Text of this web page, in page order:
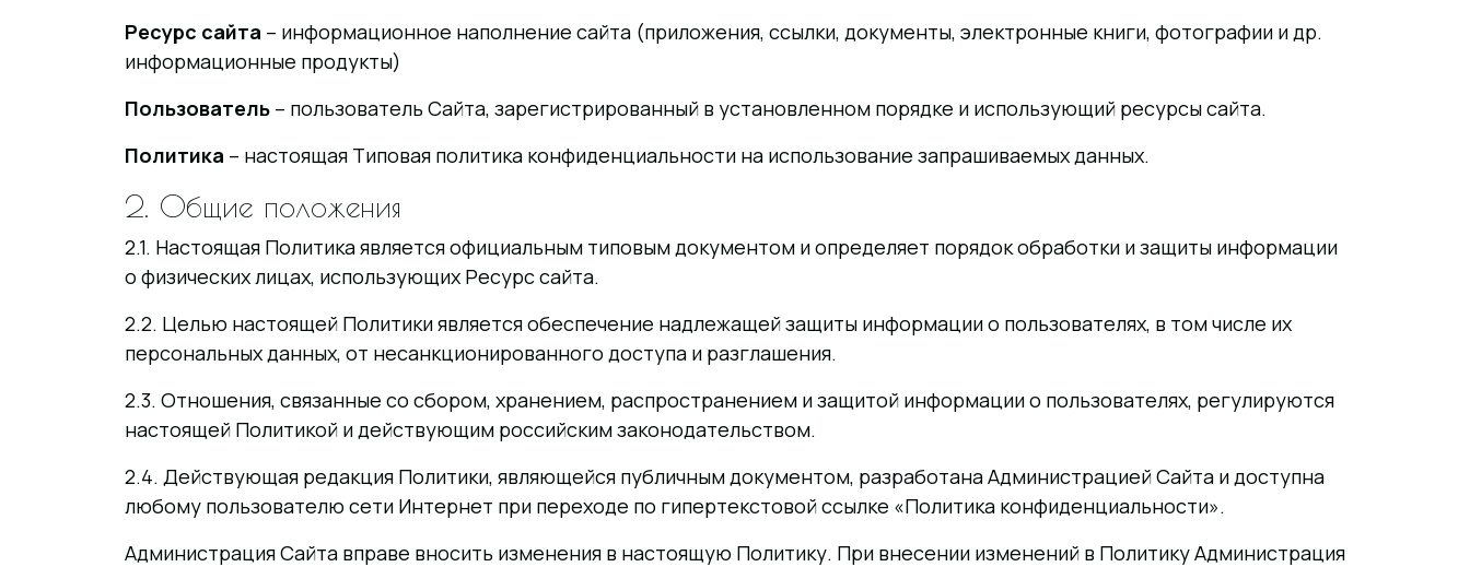
Ресурс сайта – информационное наполнение сайта (приложения, ссылки, документы, электронные книги, фотографии и др.
информационные продукты)
Пользователь – пользователь Сайта, зарегистрированный в установленном порядке и использующий ресурсы сайта.
Политика – настоящая Типовая политика конфиденциальности на использование запрашиваемых данных.
2. Общие положения
2.1. Настоящая Политика является официальным типовым документом и определяет порядок обработки и защиты информации
о физических лицах, использующих Ресурс сайта.
2.2. Целью настоящей Политики является обеспечение надлежащей защиты информации о пользователях, в том числе их
персональных данных, от несанкционированного доступа и разглашения.
2.3. Отношения, связанные со сбором, хранением, распространением и защитой информации о пользователях, регулируются
настоящей Политикой и действующим российским законодательством.
2.4. Действующая редакция Политики, являющейся публичным документом, разработана Администрацией Сайта и доступна
любому пользователю сети Интернет при переходе по гипертекстовой ссылке «Политика конфиденциальности».
Администрация Сайта вправе вносить изменения в настоящую Политику. При внесении изменений в Политику Администрация